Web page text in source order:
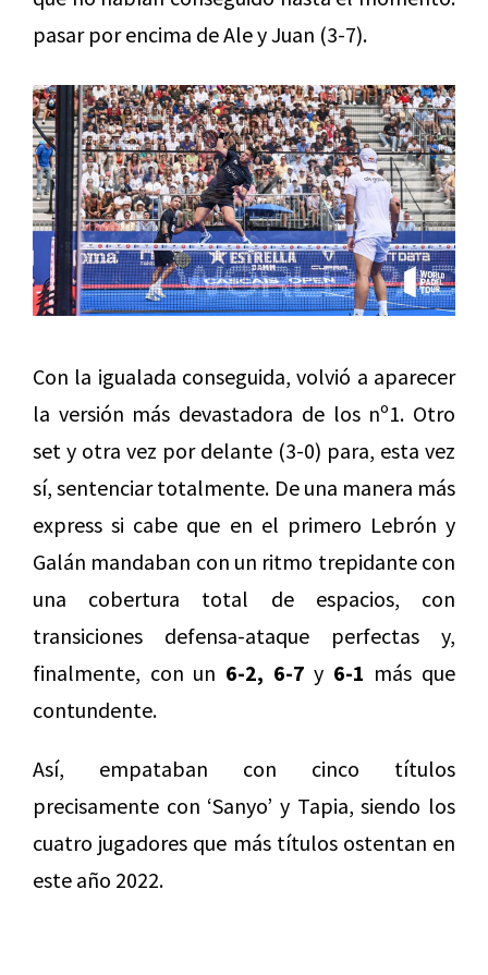
pasar por encima de Ale y Juan (3-7).
Con la igualada conseguida, volvió a aparecer
la versión más devastadora de los nº1. Otro
set y otra vez por delante (3-0) para, esta vez
sí, sentenciar totalmente. De una manera más
express si cabe que en el primero Lebrón y
Galán mandaban con un ritmo trepidante con
una cobertura total de espacios, con
transiciones defensa-ataque perfectas y,
finalmente, con un 6-2, 6-7 y 6-1 más que
contundente.
Así, empataban con cinco títulos
precisamente con ‘Sanyo’ y Tapia, siendo los
cuatro jugadores que más títulos ostentan en
este año 2022.